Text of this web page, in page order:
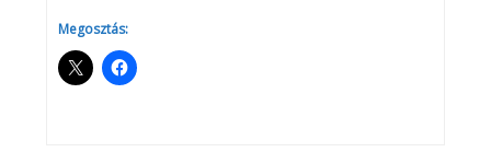
Megosztás: